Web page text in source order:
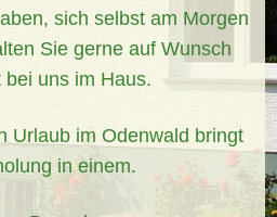
sich selbst am Morgen
Sie gerne auf Wunsch
uns im Haus.
Urlaub im Odenwald bringt
in einem.